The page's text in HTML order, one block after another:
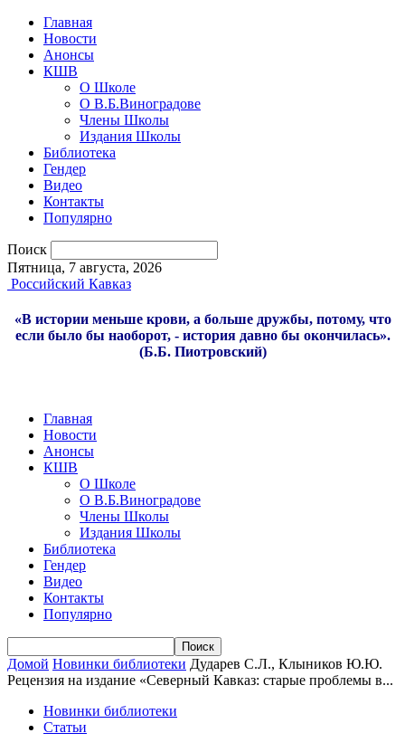
Главная
Новости
Анонсы
КШВ
О Школе
О В.Б.Виноградове
Члены Школы
Издания Школы
Библиотека
Гендер
Видео
Контакты
Популярно
Поиск
Пятница, 7 августа, 2026
Российский Кавказ
«В истории меньше крови, а больше дружбы, потому, что
если было бы наоборот, - история давно бы окончилась».
(Б.Б. Пиотровский)
Главная
Новости
Анонсы
КШВ
О Школе
О В.Б.Виноградове
Члены Школы
Издания Школы
Библиотека
Гендер
Видео
Контакты
Популярно
Домой Новинки библиотеки Дударев С.Л., Клыников Ю.Ю.
Рецензия на издание «Северный Кавказ: старые проблемы в...
Новинки библиотеки
Статьи